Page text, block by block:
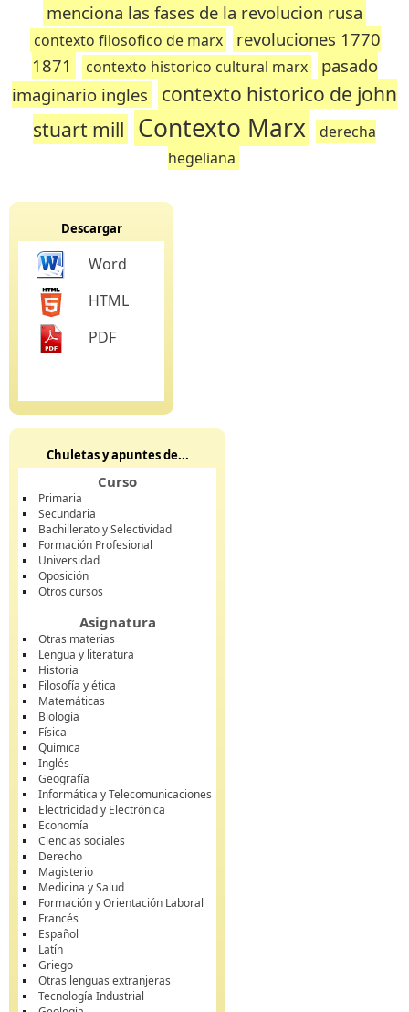
menciona las fases de la revolucion rusa
contexto filosofico de marx
revoluciones 1770
1871
contexto historico cultural marx
pasado
imaginario ingles
contexto historico de john
stuart mill Contexto Marx
derecha
hegeliana
Descargar
Word
HTML
PDF
Chuletas y apuntes de...
Curso
Primaria
Secundaria
Bachillerato y Selectividad
Formación Profesional
Universidad
Oposición
Otros cursos
Asignatura
Otras materias
Lengua y literatura
Historia
Filosofía y ética
Matemáticas
Biología
Física
Química
Inglés
Geografía
Informática y Telecomunicaciones
Electricidad y Electrónica
Economía
Ciencias sociales
Derecho
Magisterio
Medicina y Salud
Formación y Orientación Laboral
Francés
Español
Latín
Griego
Otras lenguas extranjeras
Tecnología Industrial